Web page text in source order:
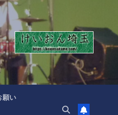
願い